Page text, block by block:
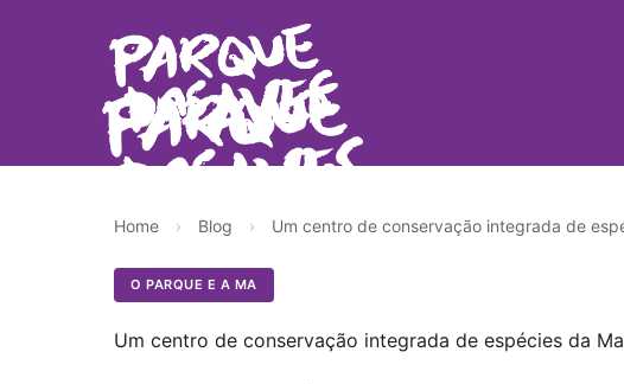
Home › Blog › Um centro de conservação integrada de
O PARQUE E A MA
Um centro de conservação integrada de espécies da